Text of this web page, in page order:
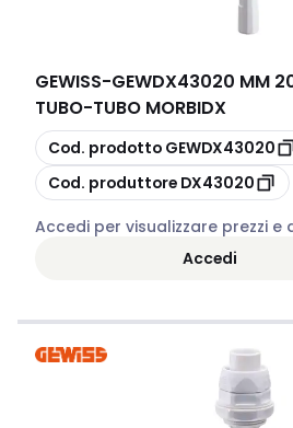
GEWISS-GEWDX43020 MM
TUBO-TUBO MORBIDX
copia
Cod. prodotto GEWDX43020
copia
Cod. produttore DX43020
Accedi per visualizzare prezzi e
Accedi